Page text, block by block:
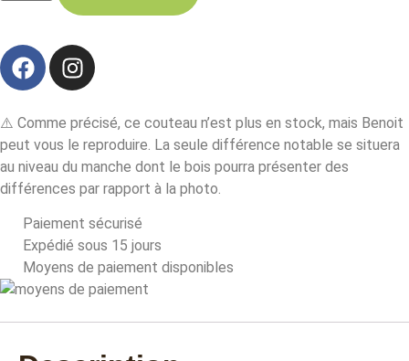
⚠️ Comme précisé, ce couteau n’est plus en stock, mais Benoit
peut vous le reproduire. La seule différence notable se situera
au niveau du manche dont le bois pourra présenter des
différences par rapport à la photo.
Paiement sécurisé
Expédié sous 15 jours
Moyens de paiement disponibles